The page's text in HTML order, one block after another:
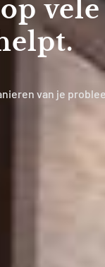
van je